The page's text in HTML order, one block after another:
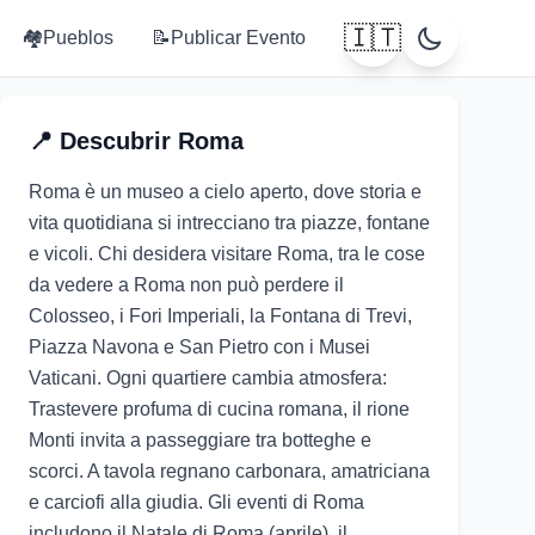
🏘️Pueblos 📝 Publicar Evento 🇮🇹
📍 Descubrir Roma
Roma è un museo a cielo aperto, dove storia e
vita quotidiana si intrecciano tra piazze, fontane
e vicoli. Chi desidera visitare Roma, tra le cose
da vedere a Roma non può perdere il
Colosseo, i Fori Imperiali, la Fontana di Trevi,
Piazza Navona e San Pietro con i Musei
Vaticani. Ogni quartiere cambia atmosfera:
Trastevere profuma di cucina romana, il rione
Monti invita a passeggiare tra botteghe e
scorci. A tavola regnano carbonara, amatriciana
e carciofi alla giudia. Gli eventi di Roma